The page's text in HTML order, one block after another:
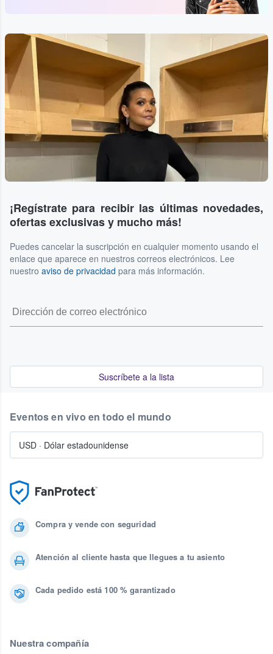
¡Regístrate para recibir las últimas novedades,
ofertas exclusivas y mucho más!
Puedes cancelar la suscripción en cualquier momento usando el
enlace que aparece en nuestros correos electrónicos. Lee
nuestro aviso de privacidad para más información.
Suscríbete a la lista
Compra y vende con seguridad
Atención al cliente hasta que llegues a tu asiento
Cada pedido está 100 % garantizado
Nuestra compañía
Eventos en vivo en todo el mundo
USD · Dólar estadounidense